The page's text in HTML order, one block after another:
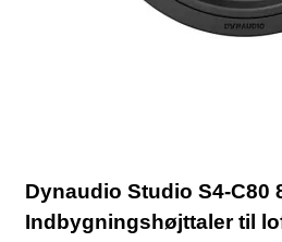
Dynaudio Studio S4-C80
Indbygningshøjttaler til